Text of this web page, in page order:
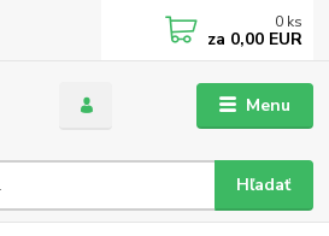
Menu
Hľadať
0 ks
za 0,00 EUR